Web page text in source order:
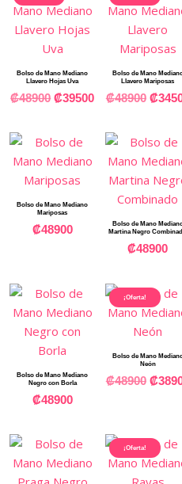
Bolso de Mano Mediano
Llavero Hojas Uva
₡48900 ₡39500
Bolso de Mano
Llavero Mariposas
₡48900 ₡
Bolso de Mano Mediano
Mariposas
₡48900
Bolso de Mano
Martina Negro
₡48900
Bolso de Mano Mediano
Negro con Borla
₡48900
¡Oferta!
Bolso de Mano
Neón
₡48900 ₡
¡Oferta!